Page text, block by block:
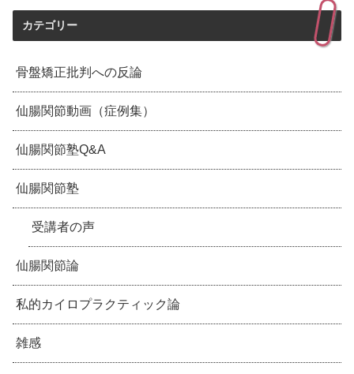
カテゴリー
骨盤矯正批判への反論
仙腸関節動画（症例集）
仙腸関節塾Q&A
仙腸関節塾
受講者の声
仙腸関節論
私的カイロプラクティック論
雑感